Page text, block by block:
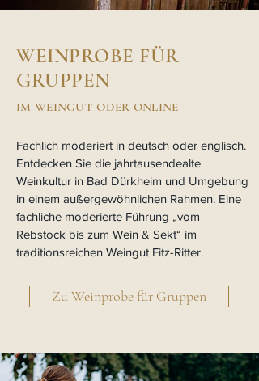
WEINPROBE FÜR
GRUPPEN
IM WEINGUT ODER ONLINE
Fachlich moderiert in deutsch oder englisch.
Entdecken Sie die jahrtausendealte
Weinkultur in Bad Dürkheim und Umgebung
in einem außergewöhnlichen Rahmen. Eine
fachliche moderierte Führung „vom
Rebstock bis zum Wein & Sekt“ im
traditionsreichen Weingut Fitz-Ritter.
Zu Weinprobe für Gruppen